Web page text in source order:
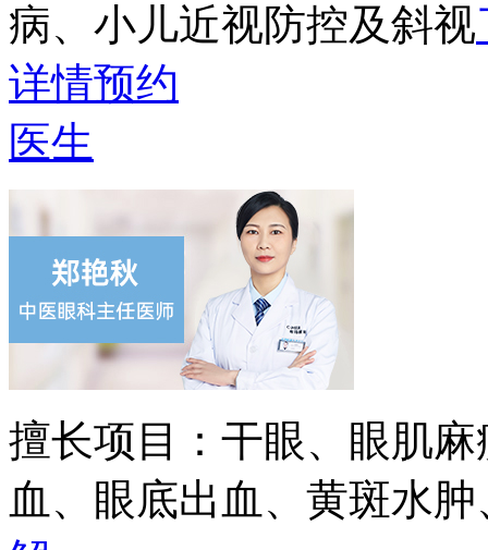
病、小儿近视防控及斜视
详情预约
医生
擅长项目： 干眼、眼肌
血、眼底出血、黄斑水